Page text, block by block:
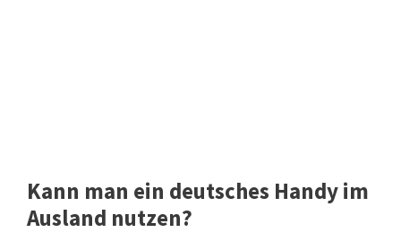
Kann man ein deutsches Handy im
Ausland nutzen?